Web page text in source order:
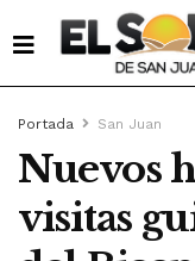
Portada San Juan
Nuevos
visitas